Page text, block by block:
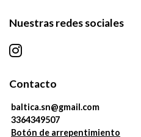
Nuestras redes sociales
Contacto
baltica.sn@gmail.com
3364349507
Botón de arrepentimiento